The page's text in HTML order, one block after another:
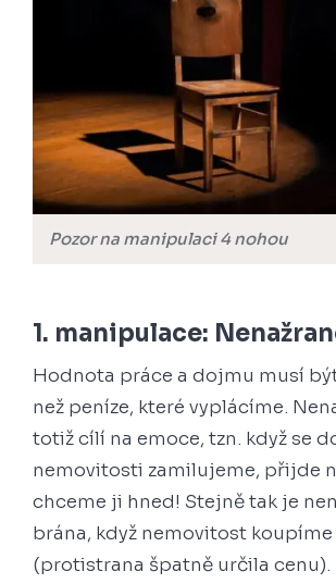
Pozor na manipulaci 4 nohou
1. manipulace:
Hodnota práce a dojmu musí
než peníze, které vyplácíme.
totiž cílí na emoce, tzn. když se
nemovitosti zamilujeme, přijde
chceme ji hned! Stejně tak je
brána, když nemovitost
(protistrana špatně určila cenu).